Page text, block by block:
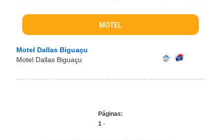
MOTEL
Motel Dallas Biguaçu
Motel Dallas Biguaçu
Páginas:
1 -